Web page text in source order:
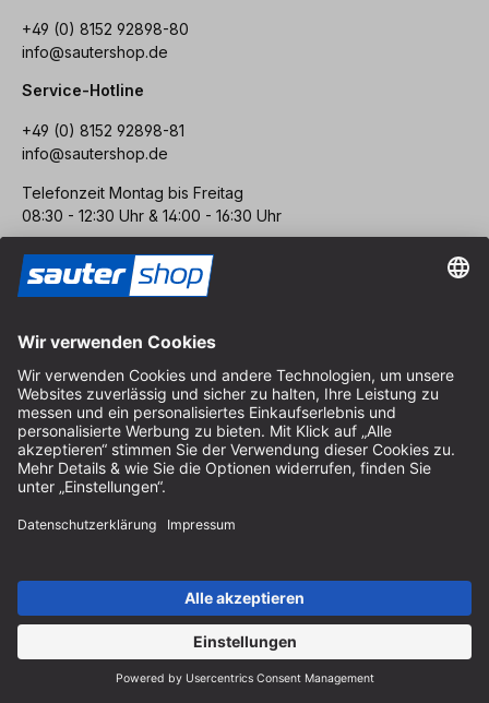
+49 (0) 8152 92898-80
info@sautershop.de
Service-Hotline
+49 (0) 8152 92898-81
info@sautershop.de
Telefonzeit Montag bis Freitag
08:30 - 12:30 Uhr & 14:00 - 16:30 Uhr
Store / Ladengeschäft
Arzbergerstraße 4
82211 Herrsching
Deutschland
Anfahrt
Öffnungszeiten vor Ort
8:30 - 12:30 Uhr & 14:00 - 16:30 Uhr